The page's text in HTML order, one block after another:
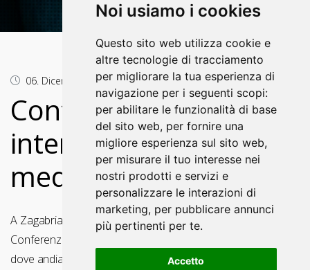
Noi usiamo i cookies
Questo sito web utilizza cookie e
altre tecnologie di tracciamento
per migliorare la tua esperienza di
navigazione per i seguenti scopi:
per abilitare le funzionalità di base
del sito web, per fornire una
migliore esperienza sul sito web,
per misurare il tuo interesse nei
nostri prodotti e servizi e
personalizzare le interazioni di
marketing, per pubblicare annunci
più pertinenti per te.
Accetto
06. Dicembre 2025.
Conferenza
internazionale sulla
mediazione
A Zagabria il 2 ottobre 2025 e' stata organizzata la
Conferenza internazionale „Mediazione – dove siamo e
dove andiamo“ a rispetto della Giornata internazionale